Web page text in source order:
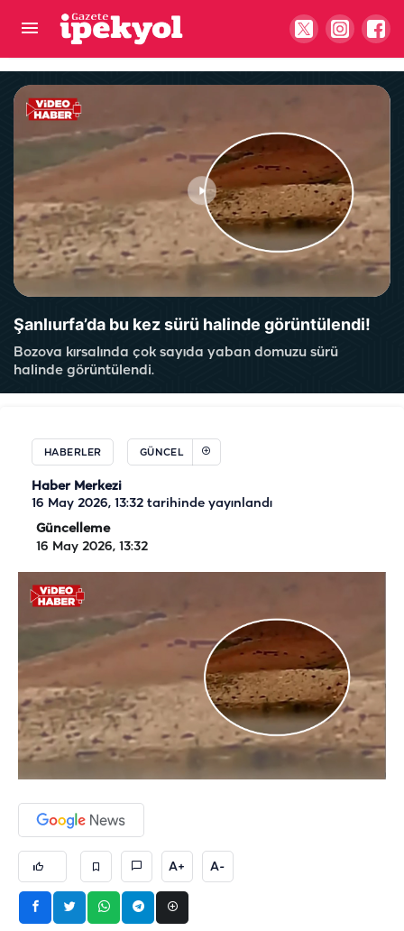
Şanlıurfa’da bu kez sürü halinde görüntülendi!
Bozova kırsalında çok sayıda yaban domuzu sürü
halinde görüntülendi.
HABERLER GÜNCEL
Haber Merkezi
16 May 2026, 13:32 tarihinde yayınlandı
Güncelleme
16 May 2026, 13:32
A+ A-
Şanlıurfa’da 10 yıl hapis cezası ile aranıyordu:
Yakayı ele verdi